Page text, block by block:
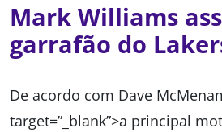
Mark Williams
garrafão do
De acordo com Dave
target=”_blank”>a principal